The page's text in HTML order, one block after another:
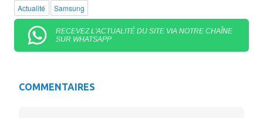
Actualité Samsung
RECEVEZ L'ACTUALITÉ DU SITE VIA NOTRE CHAÎNE
SUR WHATSAPP
COMMENTAIRES